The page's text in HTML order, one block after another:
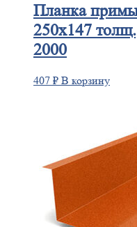
Планка
250х147
2000
407 ₽ В корзину